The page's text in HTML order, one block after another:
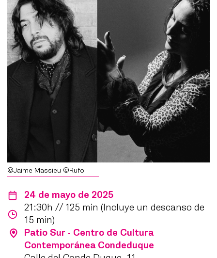
©Jaime Massieu ©Rufo
24 de mayo de 2025
21:30h // 125 min (Incluye un descanso de
15 min)
Patio Sur - Centro de Cultura
Contemporánea Condeduque